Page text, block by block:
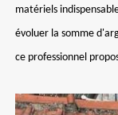
matériels
évoluer la somme
ce professionnel